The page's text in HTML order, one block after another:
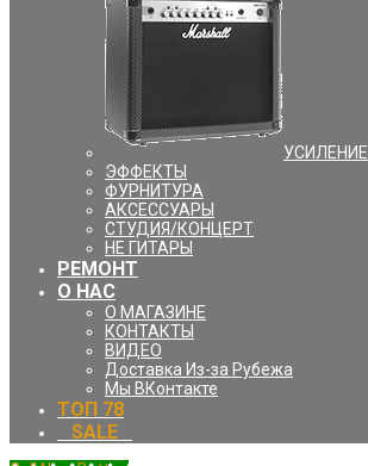
УCИЛЕНИЕ
ЭФФЕКТЫ
ФУРНИТУРА
АКСЕССУАРЫ
СТУДИЯ/КОНЦЕРТ
НЕ ГИТАРЫ
РЕМОНТ
О НАС
О МАГАЗИНЕ
КОНТАКТЫ
ВИДЕО
Доставка Из-за Рубежа
Мы ВКонтакте
ТОП 78
⠀SALE⠀